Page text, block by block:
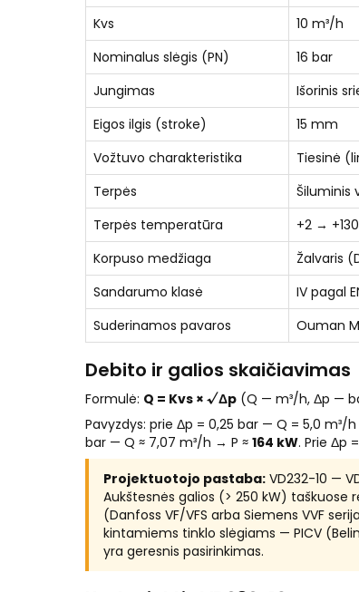
Kvs
10 m³/h
Nominalus slėgis (PN)
16 bar
Jungimas
Išorinis
Eigos ilgis (stroke)
15 mm
Vožtuvo charakteristika
Tiesinė
Terpės
Šiluminis
Terpės temperatūra
+2 →
Korpuso medžiaga
Žalvaris
Sandarumo klasė
IV pagal
Suderinamos pavaros
Ouman
Debito ir galios skaičiavimas
Formulė: Q = Kvs × √Δp (Q — m³/h, Δp —
Pavyzdys: prie Δp = 0,25 bar — Q = 5,0 m³/
bar — Q ≈ 7,07 m³/h → P ≈ 164 kW. Prie Δp
Projektuotojo pastaba: VD232-10 —
Aukštesnės galios (> 250 kW) taškuose
(Danfoss VF/VFS arba Siemens VVF
kintamiems tinklo slėgiams — PICV
yra geresnis pasirinkimas.